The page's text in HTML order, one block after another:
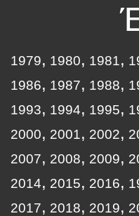
1979 1980 1981
1986
1987 1988
1993
1994 1995
2000
2001 2002
2007
2008 2009
2014
2015 2016
2017
2018 2019